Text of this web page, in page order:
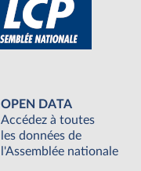
OPEN DATA
Accédez à toutes
les données de
l'Assemblée nationale